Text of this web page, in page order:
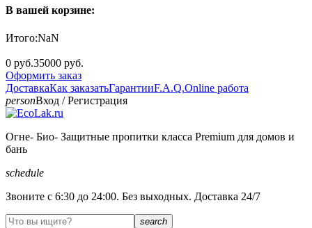
В вашей корзине:
Итого:NaN
0 руб.35000 руб.
Оформить заказ
ДоставкаКак заказатьГарантииF.A.Q.Online работа
personВход /Регистрация
Огне- Био- Защитные пропитки класса Premium для домов и
бань
schedule
Звоните с 6:30 до 24:00. Без выходных. Доставка 24/7
search